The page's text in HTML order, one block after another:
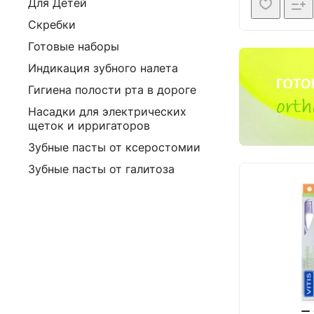
Для Детей
Скребки
Готовые наборы
Индикация зубного налета
Гигиена полости рта в дороге
Насадки для электрических
щеток и ирригаторов
Зубные пасты от ксеростомии
Зубные пасты от галитоза